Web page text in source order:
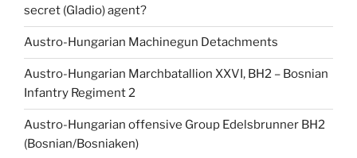
secret (Gladio) agent?
Austro-Hungarian Machinegun Detachments
Austro-Hungarian Marchbatallion XXVI, BH2 – Bosnian
Infantry Regiment 2
Austro-Hungarian offensive Group Edelsbrunner BH2
(Bosnian/Bosniaken)